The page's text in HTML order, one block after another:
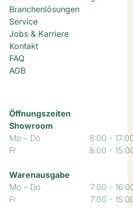
Branchenlösungen
Service
Jobs & Karriere
Kontakt
FAQ
AGB
Öffnungszeiten
Showroom
Mo – Do
Fr
8:00 -
8:00 -
Warenausgabe
Mo – Do
Fr
7:00 -
7:00 -